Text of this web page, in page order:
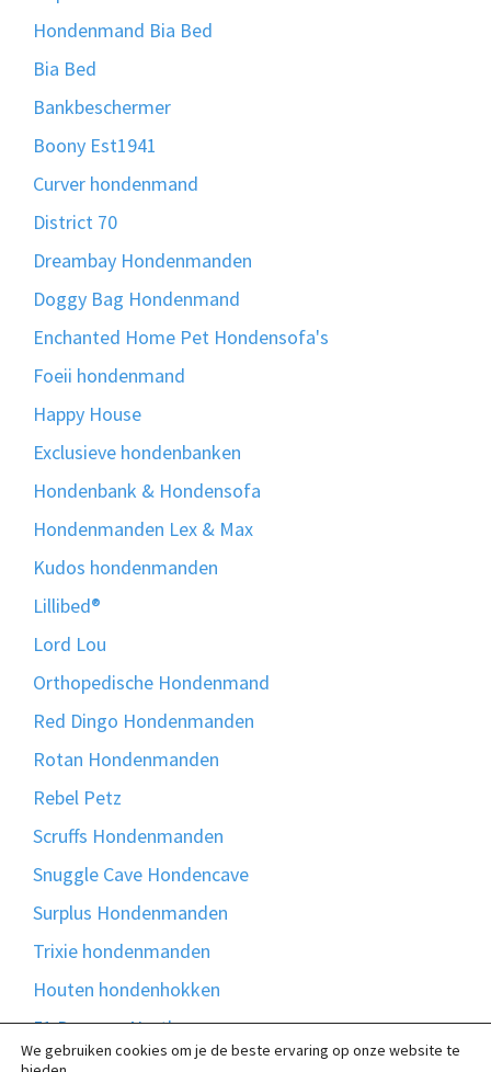
Hondenmand Bia Bed
Bia Bed
Bankbeschermer
Boony Est1941
Curver hondenmand
District 70
Dreambay Hondenmanden
Doggy Bag Hondenmand
Enchanted Home Pet Hondensofa's
Foeii hondenmand
Happy House
Exclusieve hondenbanken
Hondenbank & Hondensofa
Hondenmanden Lex & Max
Kudos hondenmanden
Lillibed®
Lord Lou
Orthopedische Hondenmand
Red Dingo Hondenmanden
Rotan Hondenmanden
Rebel Petz
Scruffs Hondenmanden
Snuggle Cave Hondencave
Surplus Hondenmanden
Trixie hondenmanden
Houten hondenhokken
51 Degrees North
Bontmand
We gebruiken cookies om je de beste ervaring op onze website te